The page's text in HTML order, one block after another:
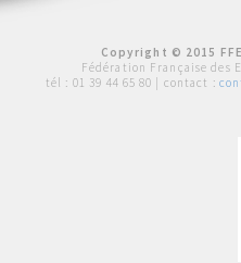
Copyright © 2015
Fédération Française des
tél : 01 39 44 65 80 | contact :